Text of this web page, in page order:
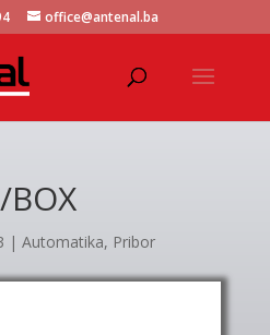
office@antenal.ba
| Automatika, Pribor